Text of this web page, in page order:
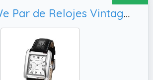
elegancia de un reloj sonando sin
noche de sueño.
combinar con tu decoración:
colores, acabados de
sintética y estilos de
árabe o árabe luminoso)
JewelryWe Par de Relojes Vintage para Parejas de Amistad de Piel, Reloj de Hombre Negro